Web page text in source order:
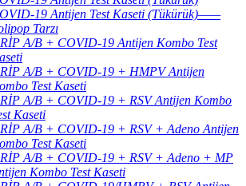
19 Antijen Test Kaseti (Tükürük)——
Tarzı
A/B + COVID-19 Antijen Kombo Test
A/B + COVID-19 + HMPV Antijen
Test Kaseti
A/B + COVID-19 + RSV Antijen Kombo
Kaseti
A/B + COVID-19 + RSV + Adeno Antijen
Test Kaseti
A/B + COVID-19 + RSV + Adeno + MP
Kombo Test Kaseti